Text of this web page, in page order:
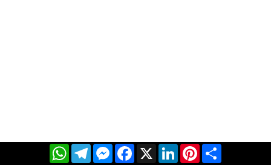
WhatsAppTelegramMessenger
Facebook
X LinkedInPinterest